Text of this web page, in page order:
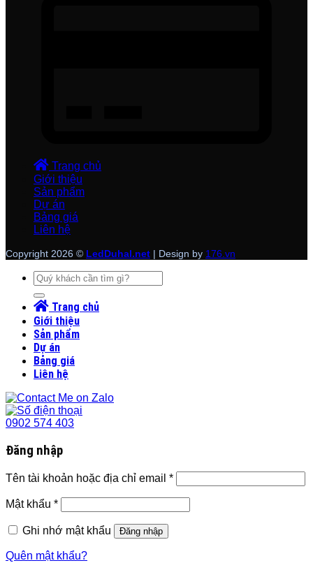
Trang chủ
Giới thiệu
Sản phẩm
Dự án
Bảng giá
Liên hệ
Copyright 2026 © LedDuhal.net | Design by 176.vn
Tìm
kiếm:
Trang chủ
Giới thiệu
Sản phẩm
Dự án
Bảng giá
Liên hệ
0902 574 403
Đăng nhập
Tên tài khoản hoặc địa chỉ email *
Mật khẩu *
Ghi nhớ mật khẩu Đăng nhập
Quên mật khẩu?